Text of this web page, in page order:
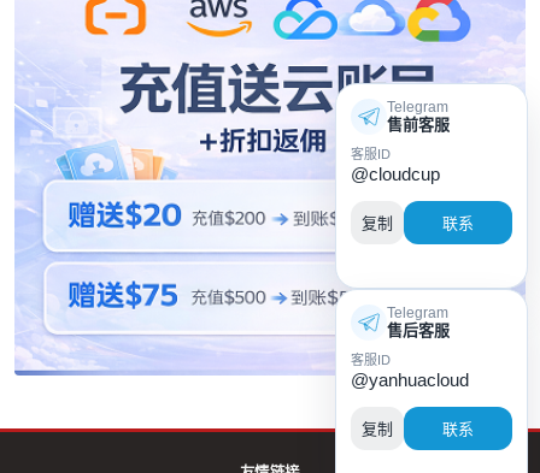
Telegram
售前客服
客服ID
@cloudcup
复制 联系
Telegram
售后客服
客服ID
@yanhuacloud
复制 联系